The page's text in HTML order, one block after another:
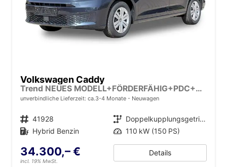
Volkswagen Caddy
Trend NEUES MODELL+FÖRDERFÄHIG+PDC+ACC+LANE ASSIST
unverbindliche Lieferzeit: ca.3-4 Monate Neuwagen
Fahrzeugnr. 41928 Getriebe
Doppelkupplungsgetriebe (DSG)
Kraftstoff Hybrid Benzin Leistung 110 kW (150 PS)
34.300,– €
incl. 19% MwSt.
Details